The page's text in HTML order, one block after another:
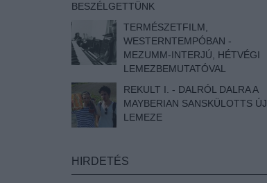
BESZÉLGETTÜNK
TERMÉSZETFILM,
WESTERNTEMPÓBAN -
MEZUMM-INTERJÚ, HÉTVÉGI
LEMEZBEMUTATÓVAL
REKULT I. - DALRÓL DALRA A
MAYBERIAN SANSKÜLOTTS ÚJ
LEMEZE
HIRDETÉS